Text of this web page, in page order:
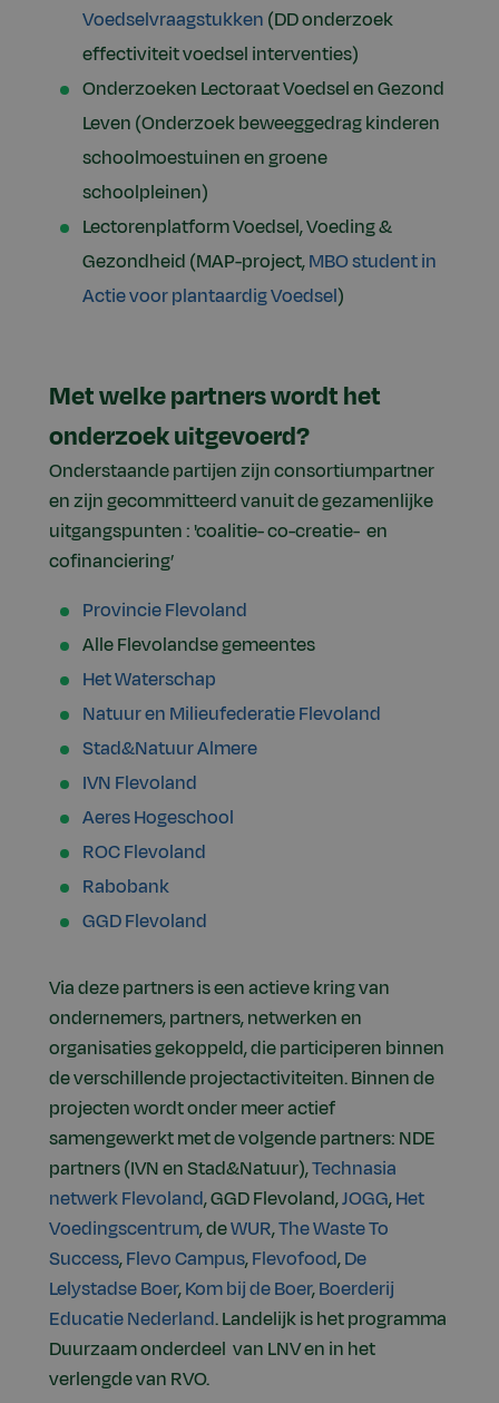
Voedselvraagstukken (DD onderzoek
effectiviteit voedsel interventies)
Onderzoeken Lectoraat Voedsel en Gezond
Leven (Onderzoek beweeggedrag kinderen
schoolmoestuinen en groene
schoolpleinen)
Lectorenplatform Voedsel, Voeding &
Gezondheid (MAP-project,MBO student in
Actie voor plantaardig Voedsel)
Met welke partners wordt het
onderzoek uitgevoerd?
Onderstaande partijen zijn consortiumpartner
en zijn gecommitteerd vanuit de gezamenlijke
uitgangspunten : 'coalitie- co-creatie- en
cofinanciering’
Provincie Flevoland
Alle Flevolandse gemeentes
Het Waterschap
Natuur en Milieufederatie Flevoland
Stad&Natuur Almere
IVN Flevoland
Aeres Hogeschool
ROC Flevoland
Rabobank
GGD Flevoland
Via deze partners is een actieve kring van
ondernemers, partners, netwerken en
organisaties gekoppeld, die participeren binnen
de verschillende projectactiviteiten. Binnen de
projecten wordt onder meer actief
samengewerkt met de volgende partners: NDE
partners (IVN en Stad&Natuur),Technasia
netwerk Flevoland, GGD Flevoland,JOGG,Het
Voedingscentrum, deWUR,The Waste To
Success,Flevo Campus,Flevofood,De
Lelystadse Boer,Kom bij de Boer,Boerderij
Educatie Nederland. Landelijk is het programma
Duurzaam onderdeel van LNV en in het
verlengde van RVO.